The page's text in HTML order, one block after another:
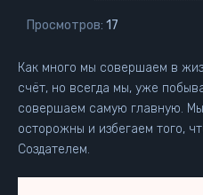
Просмотров: 17
Как много мы совершаем в
счёт, но всегда мы, уже
совершаем самую главную.
осторожны и избегаем того,
Создателем.